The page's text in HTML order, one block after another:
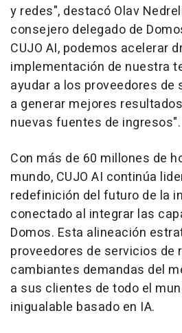
y redes", destacó Olav
consejero delegado de
CUJO AI, podemos acelerar
implementación de nuestra
ayudar a los proveedores
a generar mejores
nuevas fuentes de ingresos".
Con más de 60 millones de
mundo, CUJO AI continúa
redefinición del futuro de la
conectado al integrar las
Domos. Esta alineación
proveedores de servicios
cambiantes demandas del
a sus clientes de todo el
inigualable basado en IA.